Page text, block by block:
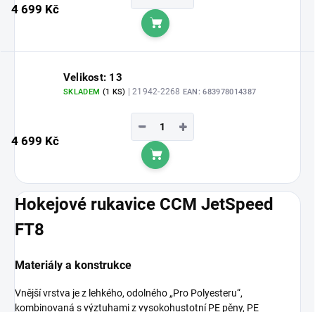
4 699 Kč
Do košíku
Velikost: 13
SKLADEM (1 KS) | 21942-2268 EAN: 683978014387
4 699 Kč
+
−
Do košíku
Hokejové rukavice CCM JetSpeed
FT8
Materiály a konstrukce
Vnější vrstva je z lehkého, odolného „Pro Polyesteru“,
kombinovaná s výztuhami z vysokohustotní PE pěny, PE